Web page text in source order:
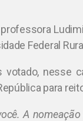
Federal
nesse
para
A